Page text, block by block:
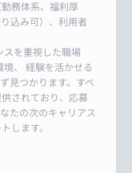
務体系、福利厚
込み可）、利用者
スを重視した職場
、 経験を活かせる
見つかります。すべ
されており、応募
たの次のキャリアス
します。